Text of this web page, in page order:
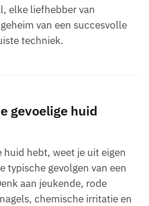
elke liefhebber van
van een succesvolle
techniek.
gevoelige huid
huid hebt, weet je uit eigen
typische gevolgen van een
aan jeukende, rode
chemische irritatie en